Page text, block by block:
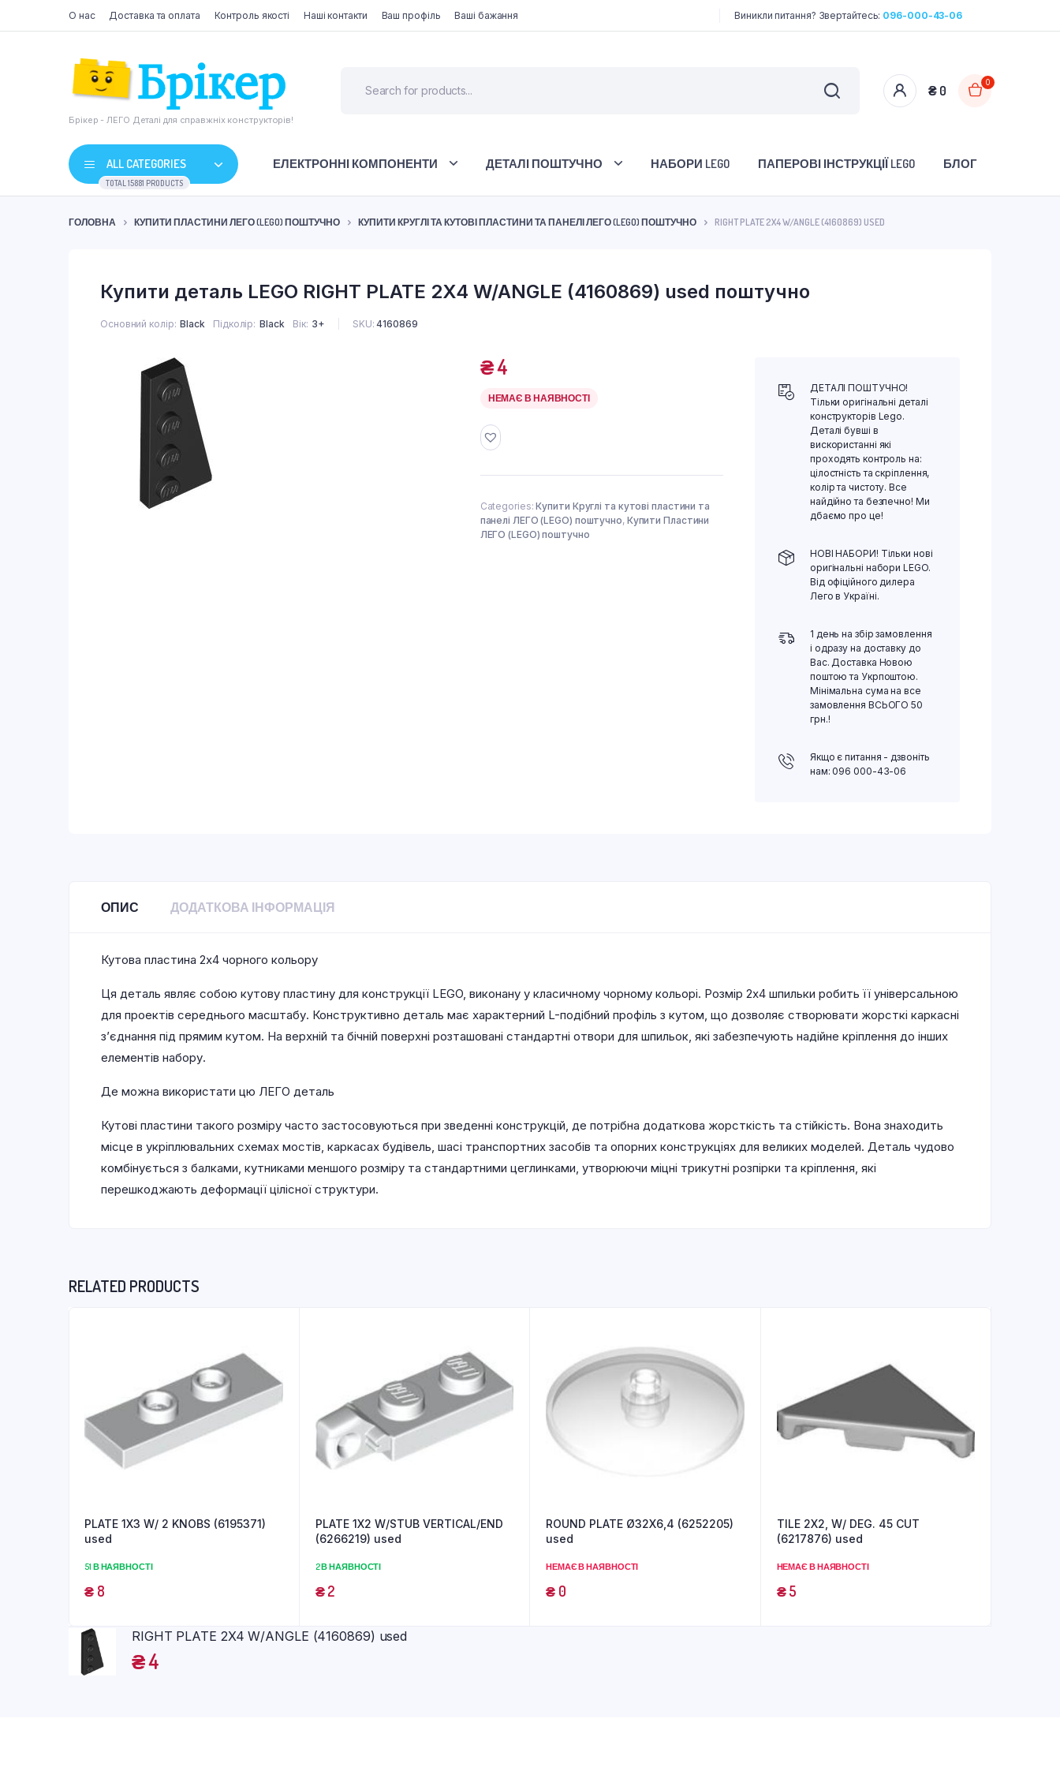
О нас Доставка та оплата Контроль якості Наші контакти Ваш профіль Ваші бажання Виникли питання? Звертайтесь: 096-000-43-06
Брікер - ЛЕГО Деталі для справжніх конструкторів!
₴ 0
0
ALL CATEGORIES
TOTAL 15881 PRODUCTS
ЕЛЕКТРОННІ КОМПОНЕНТИ ДЕТАЛІ ПОШТУЧНО НАБОРИ LEGO ПАПЕРОВІ ІНСТРУКЦІЇ LEGO БЛОГ
ГОЛОВНА КУПИТИ ПЛАСТИНИ ЛЕГО (LEGO) ПОШТУЧНО КУПИТИ КРУГЛІ ТА КУТОВІ ПЛАСТИНИ ТА ПАНЕЛІ ЛЕГО (LEGO) ПОШТУЧНО RIGHT PLATE 2X4 W/ANGLE (4160869) USED
Купити деталь LEGO RIGHT PLATE 2X4 W/ANGLE (4160869) used поштучно
Основний колір Black Підколір Black Вік 3+ SKU: 4160869
₴4
НЕМАЄ В НАЯВНОСТІ
Categories:Купити Круглі та кутові пластини та
панелі ЛЕГО (LEGO) поштучно, Купити Пластини
ЛЕГО (LEGO) поштучно
ДЕТАЛІ ПОШТУЧНО!
Тільки оригінальні деталі
конструкторів Lego.
Деталі бувші в
вискористанні які
проходять контроль на:
цілостність та скріплення,
колір та чистоту. Все
найдійно та безпечно! Ми
дбаємо про це!
НОВІ НАБОРИ! Тільки нові
оригінальні набори LEGO.
Від офіційного дилера
Лего в Україні.
1 день на збір замовлення
і одразу на доставку до
Вас. Доставка Новою
поштою та Укрпоштою.
Мінімальна сума на все
замовлення ВСЬОГО 50
грн.!
Якщо є питання - дзвоніть
нам: 096 000-43-06
ОПИС ДОДАТКОВА ІНФОРМАЦІЯ
Кутова пластина 2х4 чорного кольору
Ця деталь являє собою кутову пластину для конструкції LEGO, виконану у класичному чорному кольорі. Розмір 2х4 шпильки робить її універсальною
для проектів середнього масштабу. Конструктивно деталь має характерний L-подібний профіль з кутом, що дозволяє створювати жорсткі каркасні
з’єднання під прямим кутом. На верхній та бічній поверхні розташовані стандартні отвори для шпильок, які забезпечують надійне кріплення до інших
елементів набору.
Де можна використати цю ЛЕГО деталь
Кутові пластини такого розміру часто застосовуються при зведенні конструкцій, де потрібна додаткова жорсткість та стійкість. Вона знаходить
місце в укріплювальних схемах мостів, каркасах будівель, шасі транспортних засобів та опорних конструкціях для великих моделей. Деталь чудово
комбінується з балками, кутниками меншого розміру та стандартними цеглинками, утворюючи міцні трикутні розпірки та кріплення, які
перешкоджають деформації цілісної структури.
RELATED PRODUCTS
PLATE 1X3 W/ 2 KNOBS (6195371)
used
51 В НАЯВНОСТІ
₴8
PLATE 1X2 W/STUB VERTICAL/END
(6266219) used
2 В НАЯВНОСТІ
₴2
ROUND PLATE Ø32X6,4 (6252205)
used
НЕМАЄ В НАЯВНОСТІ
₴0
TILE 2X2, W/ DEG. 45 CUT
(6217876) used
НЕМАЄ В НАЯВНОСТІ
₴5
RIGHT PLATE 2X4 W/ANGLE (4160869) used
₴4